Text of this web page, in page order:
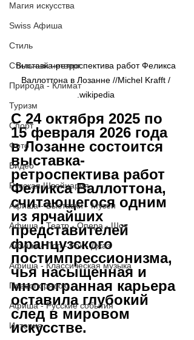
Магия искусства
Swiss Афиша
Стиль
Стильный четверг
Природа - Климат
Туризм
Спорт
Фото
Видео
Русская Швейцария
Афиша - Выставки - Музеи
Афиша - Театр - Опера - Шоу
Афиша - Поп - Рок - Джаз
Афиша - Классическая музыка
Правопорядок
Афиша - Русские события
История
Выставка-ретроспектива работ Феликса
Валлоттона в Лозанне //Michel Krafft /
.wikipedia
С 24 октября 2025 по
15 февраля 2026 года
в Лозанне состоится
выставка-
ретроспектива работ
Феликса Валлоттона,
считающегося одним
из ярчайших
представителей
французского
постимпрессионизма,
чья насыщенная и
многогранная карьера
оставила глубокий
след в мировом
искусстве.